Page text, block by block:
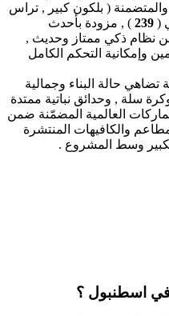
( بلكون كبير , تراس
(
239 ) , مزودة بأحدث
نظام ذكي ممتاز وحديث ,
وإمكانية التحكم الكامل
حالة البناء وجمالية
سلة , وحدائق نباتية ممتدة
العالمية المضمّنة ضمن
والكافيهات المنتشرة
وسط المشروع .
اسطنبول ؟